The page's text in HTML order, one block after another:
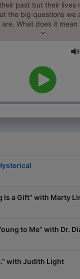
past but their lives
the big questions we
What does it mean
for? And how do we
Is a Gift” with Marty
to Me” with Dr.
with Judith Light